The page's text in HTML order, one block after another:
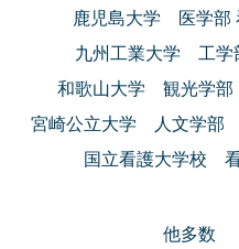
鹿児島大学 医学部
九州工業大学 工
和歌山大学 観光学
宮崎公立大学 人文学部
国立看護大学校
他多数